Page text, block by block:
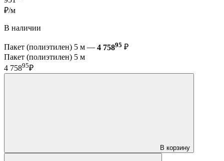
₽/м
В наличии
Пакет (полиэтилен) 5 м — 4 75895 ₽
Пакет (полиэтилен) 5 м
4 75895₽
В корзину